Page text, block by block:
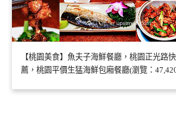
【桃園美食】魚夫子海鮮餐廳，桃園正光路
薦，桃園平價生猛海鮮包廂餐廳(瀏覽：